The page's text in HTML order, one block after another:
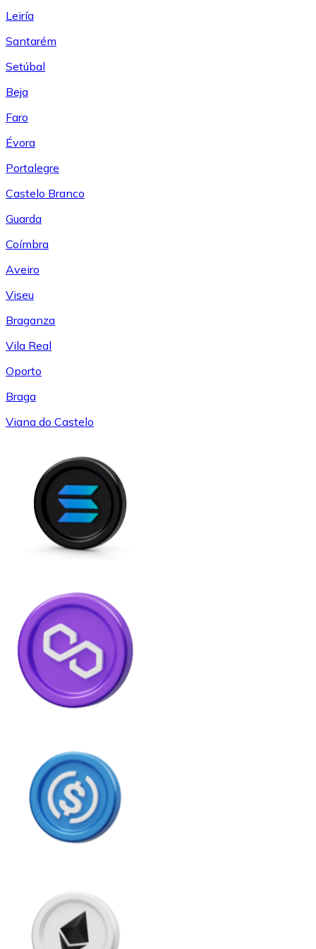
Leiría
Santarém
Setúbal
Beja
Faro
Évora
Portalegre
Castelo Branco
Guarda
Coímbra
Aveiro
Viseu
Braganza
Vila Real
Oporto
Braga
Viana do Castelo